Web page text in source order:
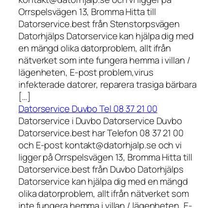
Orrspelsvägen 13, Bromma Hitta till
Datorservice.best från Stenstorpsvägen
Datorhjälps Datorservice kan hjälpa dig med
en mängd olika datorproblem, allt ifrån
nätverket som inte fungera hemma i villan /
lägenheten, E-post problem,virus
infekterade datorer, reparera trasiga bärbara
[…]
Datorservice Duvbo Tel 08 37 21 00
Datorservice i Duvbo Datorservice Duvbo
Datorservice.best har Telefon 08 37 21 00
och E-post kontakt@datorhjalp.se och vi
ligger på Orrspelsvägen 13, Bromma Hitta till
Datorservice.best från Duvbo Datorhjälps
Datorservice kan hjälpa dig med en mängd
olika datorproblem, allt ifrån nätverket som